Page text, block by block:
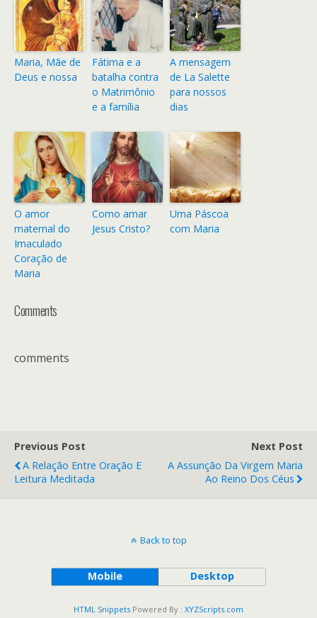
Maria, Mãe de
Deus e nossa
Fátima e a
batalha contra
o Matrimônio
e a família
A mensagem
de La Salette
para nossos
dias
O amor
maternal do
Imaculado
Coração de
Maria
Como amar
Jesus Cristo?
Uma Páscoa
com Maria
Comments
comments
Previous Post
A Relação Entre Oração E
Leitura Meditada
Next Post
A Assunção Da Virgem Maria
Ao Reino Dos Céus
Back to top
Mobile Desktop
HTML Snippets Powered By : XYZScripts.com